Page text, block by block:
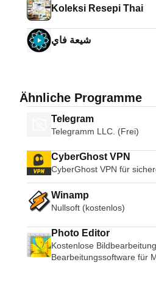
Koleksi Resepi Thai
شيعة فاي
Ähnliche Programme
Telegram
Telegramm LLC. (Frei)
CyberGhost VPN
CyberGhost VPN für
Winamp
Nullsoft (kostenlos)
Photo Editor
Kostenlose
Bearbeitungssoftware für